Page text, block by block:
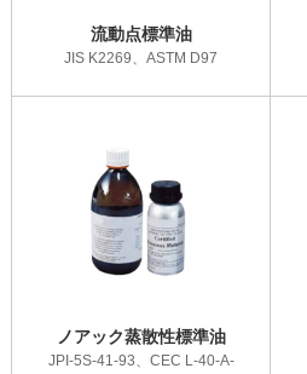
流動点標準油
JIS K2269、ASTM D97
ノアック蒸散性標準油
JPI-5S-41-93、CEC L-40-A-